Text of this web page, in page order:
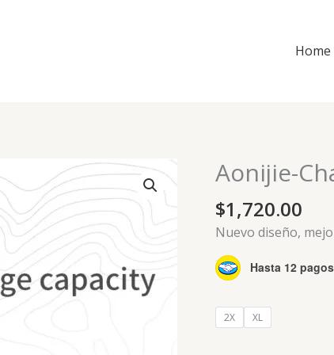
Home
Aonijie-
$1,720.00
Nuevo diseño,
Hasta 12
2X XL